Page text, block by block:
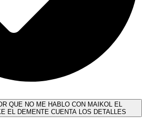
QUE NO ME HABLO CON MAIKOL EL
EL DEMENTE CUENTA LOS DETALLES